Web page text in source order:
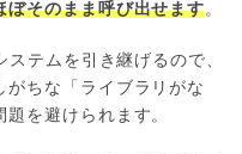
ぼそのまま呼び出せます。
テムを引き継げるので、
ちな「ライブラリがな
を避けられます。